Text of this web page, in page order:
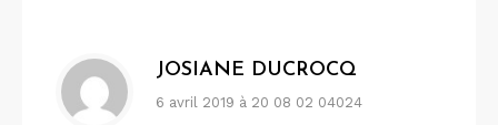
JOSIANE DUCROCQ
6 avril 2019 à 20 08 02 04024